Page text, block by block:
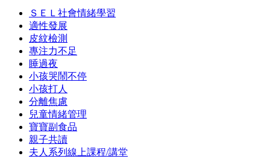
ＳＥＬ社會情緒學習
適性發展
皮紋檢測
專注力不足
睡過夜
小孩哭鬧不停
小孩打人
分離焦慮
兒童情緒管理
寶寶副食品
親子共讀
夫人系列線上課程/講堂